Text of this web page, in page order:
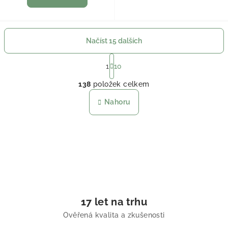
Ovládací prvky výpisu
Načíst 15 dalších
Stránkování
1 10
138 položek celkem
Nahoru
17 let na trhu
Ověřená kvalita a zkušenosti